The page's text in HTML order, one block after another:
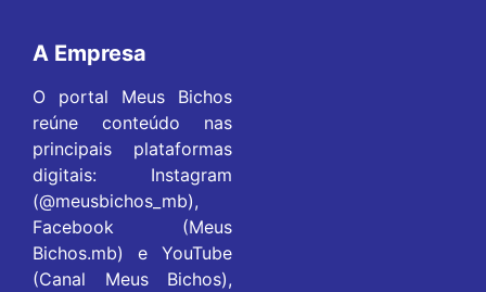
A Empresa
O portal Meus Bichos
reúne conteúdo nas
principais plataformas
digitais: Instagram
(@meusbichos_mb),
Facebook (Meus
Bichos.mb) e YouTube
(Canal Meus Bichos),